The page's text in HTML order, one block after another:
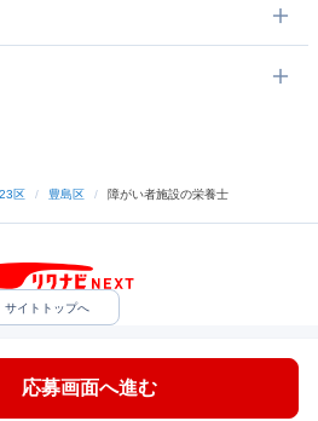
区 / 豊島区 / 障がい者施設の栄養士
応募画面へ進む
サイトトップへ
ルプ・お問い合わせ
（C）Indeed Inc.